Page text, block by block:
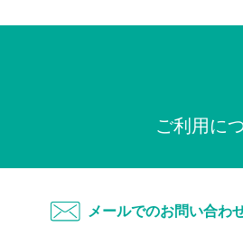
ご利用に
メールでのお問い合わ